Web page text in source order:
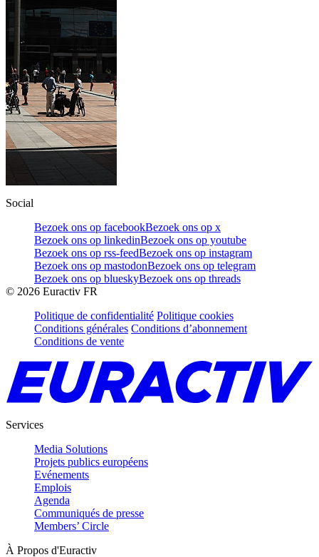
Social
Bezoek ons op facebookBezoek ons op x
Bezoek ons op linkedinBezoek ons op youtube
Bezoek ons op rss-feedBezoek ons op instagram
Bezoek ons op mastodonBezoek ons op telegram
Bezoek ons op blueskyBezoek ons op threads
© 2026 Euractiv FR
Politique de confidentialité Politique cookies
Conditions générales Conditions d’abonnement
Conditions de vente
Services
Media Solutions
Projets publics européens
Evénements
Emplois
Agenda
Communiqués de presse
Members’ Circle
À Propos d'Euractiv